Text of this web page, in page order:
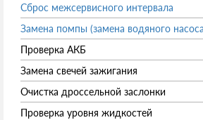
Сброс межсервисного интервала
Замена помпы (замена водяного
Проверка АКБ
Замена свечей зажигания
Очистка дроссельной заслонки
Проверка уровня жидкостей